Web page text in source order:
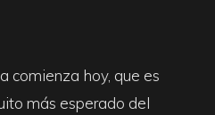
comienza hoy, que es
más esperado del